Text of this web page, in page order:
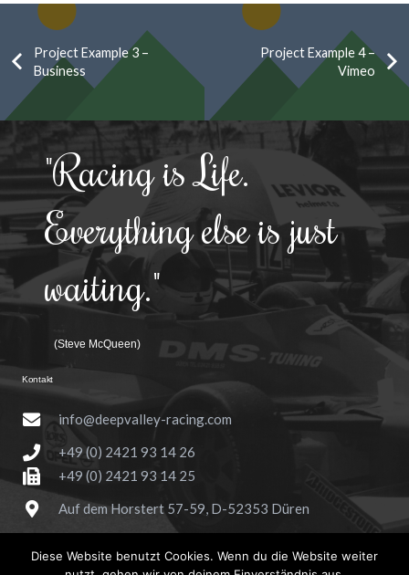
Project Example 3 –
Business
Project Example 4 –
Vimeo
"Racing is Life.
Everything else is just
waiting."
(Steve McQueen)
Kontakt
info@deepvalley-racing.com
+49 (0) 2421 93 14 26
+49 (0) 2421 93 14 25
Auf dem Horstert 57-59, D-52353 Düren
Diese Website benutzt Cookies. Wenn du die Website weiter